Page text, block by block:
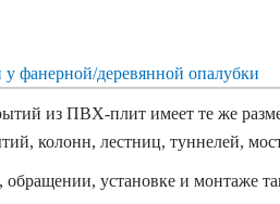
фанерной/деревянной опалубки
из ПВХ-плит имеет те же
колонн, лестниц, туннелей,
обращении, установке и монтаже